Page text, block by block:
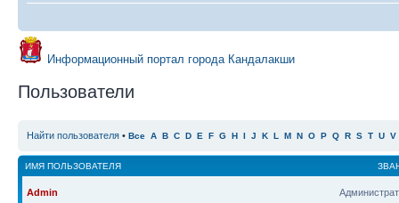
Информационный портал города Кандалакши
Пользователи
Найти пользователя • Все A B C D E F G H I J K L M N O P Q R S T U V
ИМЯ ПОЛЬЗОВАТЕЛЯ
Admin